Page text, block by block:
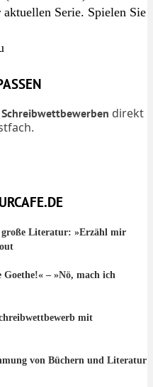
aktuellen Serie. Spielen Sie
direkt
große Literatur: »Erzähl mir
Goethe!« – »Nö, mach ich
mit
von Büchern und Literatur